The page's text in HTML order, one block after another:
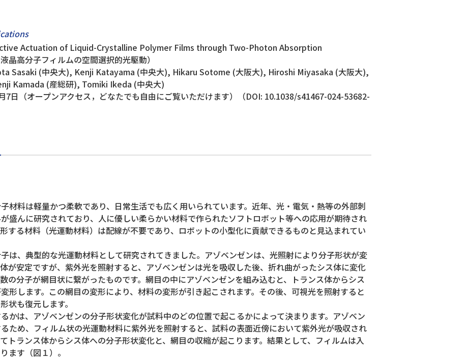
Actuation of Liquid-Crystalline Polymer Films through Two-Photon Absorption
晶高分子フィルムの空間選択的光駆動）
Sasaki (中央大), Kenji Katayama (中央大), Hikaru Sotome (大阪大), Hiroshi Miyasaka (大阪大),
Kamada (産総研), Tomiki Ikeda (中央大)
7日（オープンアクセス，どなたでも自由にご覧いただけます）（DOI: 10.1038/s41467-024-53682-
材料は軽量かつ柔軟であり、日常生活でも広く用いられています。近年、光・電気・熱等の外部刺
盛んに研究されており、人に優しい柔らかい材料で作られたソフトロボット等への応用が期待され
する材料（光運動材料）は配線が不要であり、ロボットの小型化に貢献できるものと見込まれてい
は、典型的な光運動材料として研究されてきました。アゾベンゼンは、光照射により分子形状が変
が安定ですが、紫外光を照射すると、アゾベンゼンは光を吸収した後、折れ曲がったシス体に変化
の分子が網目状に繋がったものです。網目の中にアゾベンゼンを組み込むと、トランス体からシス
形します。この網目の変形により、材料の変形が引き起こされます。その後、可視光を照射すると
状も復元します。
かは、アゾベンゼンの分子形状変化が試料中のどの位置で起こるかによって決まります。アゾベン
ため、フィルム状の光運動材料に紫外光を照射すると、試料の表面近傍において紫外光が吸収され
トランス体からシス体への分子形状変化と、網目の収縮が起こります。結果として、フィルムは入
ます（図１）。